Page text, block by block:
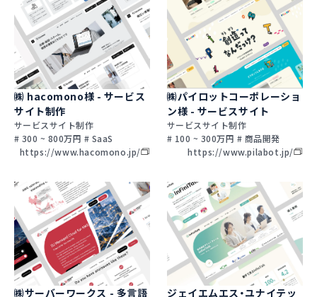
㈱ hacomono様 - サービス
サイト制作
サービスサイト制作
# 300 ~ 800万円 # SaaS
https://www.hacomono.jp/
㈱パイロットコーポレーショ
ン様 - サービスサイト
サービスサイト制作
# 100 ~ 300万円 # 商品開発
https://www.pilabot.jp/
㈱サーバーワークス - 多言語
ジェイエムエス・ユナイテッ